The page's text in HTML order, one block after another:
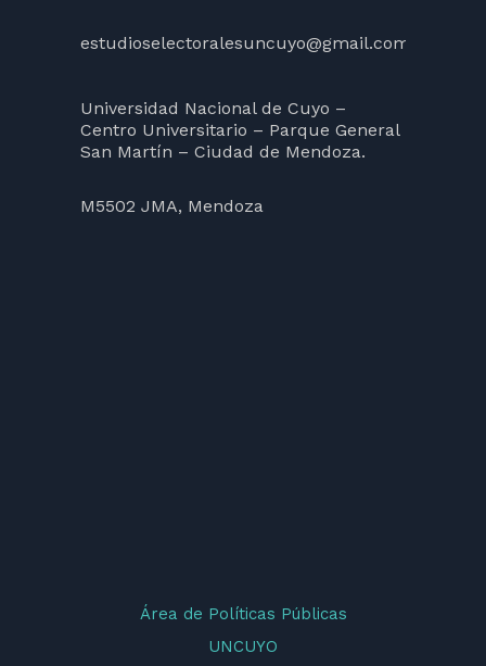
estudioselectoralesuncuyo@gmail.com
Universidad Nacional de Cuyo –
Centro Universitario – Parque General
San Martín – Ciudad de Mendoza.
M5502 JMA, Mendoza
Área de Políticas Públicas
UNCUYO